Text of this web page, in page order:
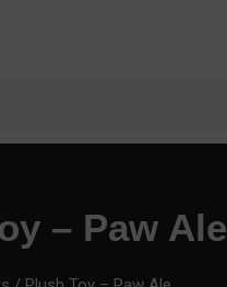
– Paw Ale